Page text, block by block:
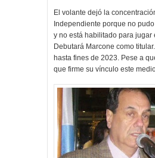
El volante dejó la
Independiente porque no
y no está habilitado para jugar
Debutará Marcone como
hasta fines de 2023. Pese a
que firme su vínculo este